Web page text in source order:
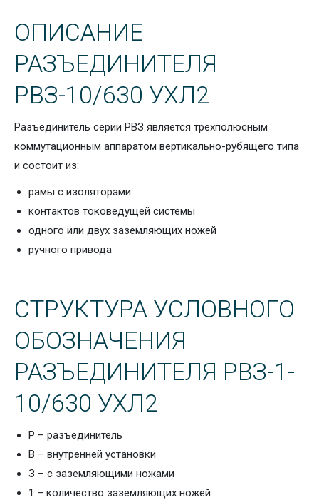
ОПИСАНИЕ
РАЗЪЕДИНИТЕЛЯ
РВЗ-10/630 УХЛ2
Разъединитель серии РВЗ является трехполюсным
коммутационным аппаратом вертикально-рубящего типа
и состоит из:
рамы с изоляторами
контактов токоведущей системы
одного или двух заземляющих ножей
ручного привода
СТРУКТУРА УСЛОВНОГО
ОБОЗНАЧЕНИЯ
РАЗЪЕДИНИТЕЛЯ РВЗ-1-
10/630 УХЛ2
Р – разъединитель
В – внутренней установки
З – с заземляющими ножами
1 – количество заземляющих ножей